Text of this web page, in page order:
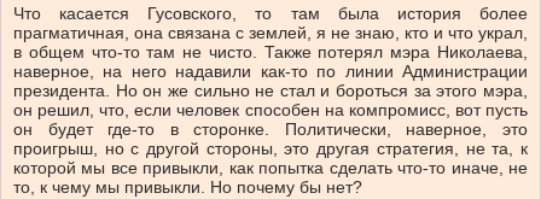
Что касается Гусовского, то там была история более
прагматичная, она связана с землей, я не знаю, кто и что украл,
в общем что-то там не чисто. Также потерял мэра Николаева,
наверное, на него надавили как-то по линии Администрации
президента. Но он же сильно не стал и бороться за этого мэра,
он решил, что, если человек способен на компромисс, вот пусть
он будет где-то в сторонке. Политически, наверное, это
проигрыш, но с другой стороны, это другая стратегия, не та, к
которой мы все привыкли, как попытка сделать что-то иначе, не
то, к чему мы привыкли. Но почему бы нет?